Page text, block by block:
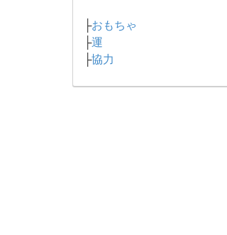
├おもちゃ
├運
├協力